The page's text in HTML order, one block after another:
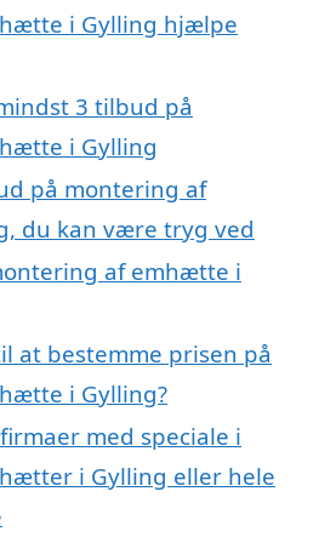
i Gylling hjælpe
3 tilbud på
i Gylling
på montering af
du kan være tryg ved
af emhætte i
at bestemme prisen på
i Gylling?
med speciale i
i Gylling eller hele